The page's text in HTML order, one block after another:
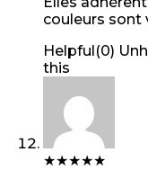
couleurs sont
Helpful(0)
this
★★★★★